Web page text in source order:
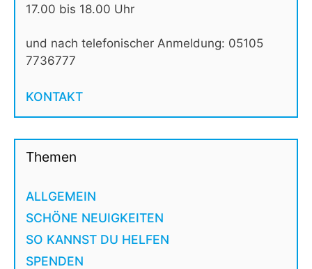
17.00 bis 18.00 Uhr
und nach telefonischer Anmeldung: 05105
7736777
KONTAKT
Themen
ALLGEMEIN
SCHÖNE NEUIGKEITEN
SO KANNST DU HELFEN
SPENDEN